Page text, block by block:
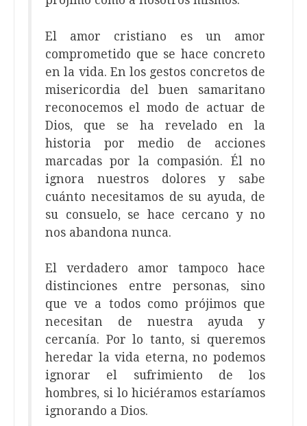
El amor cristiano es un amor
comprometido que se hace concreto
en la vida. En los gestos concretos de
misericordia del buen samaritano
reconocemos el modo de actuar de
Dios, que se ha revelado en la
historia por medio de acciones
marcadas por la compasión. Él no
ignora nuestros dolores y sabe
cuánto necesitamos de su ayuda, de
su consuelo, se hace cercano y no
nos abandona nunca.
El verdadero amor tampoco hace
distinciones entre personas, sino
que ve a todos como prójimos que
necesitan de nuestra ayuda y
cercanía. Por lo tanto, si queremos
heredar la vida eterna, no podemos
ignorar el sufrimiento de los
hombres, si lo hiciéramos estaríamos
ignorando a Dios.